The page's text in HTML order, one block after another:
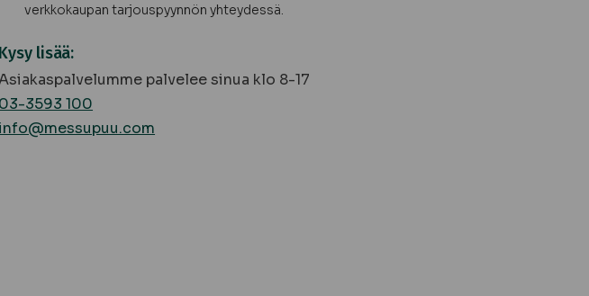
verkkokaupan tarjouspyynnön yhteydessä.
Kysy lisää:
palvelee sinua klo 8-17
03-3593 100